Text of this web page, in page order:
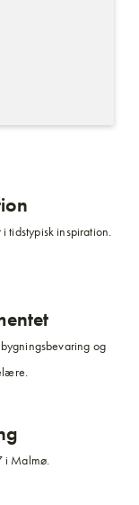
tidstypisk inspiration.
og
i Malmø.